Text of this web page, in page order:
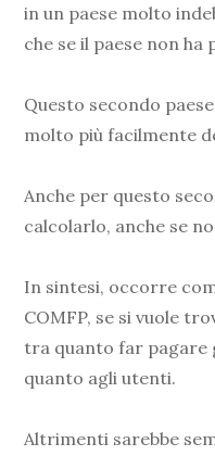
in un paese molto
che se il paese non
Questo secondo
molto più facilmente
Anche per questo
calcolarlo, anche se
In sintesi, occorre
COMFP, se si vuole
tra quanto far pagare
quanto agli utenti.
Altrimenti sarebbe